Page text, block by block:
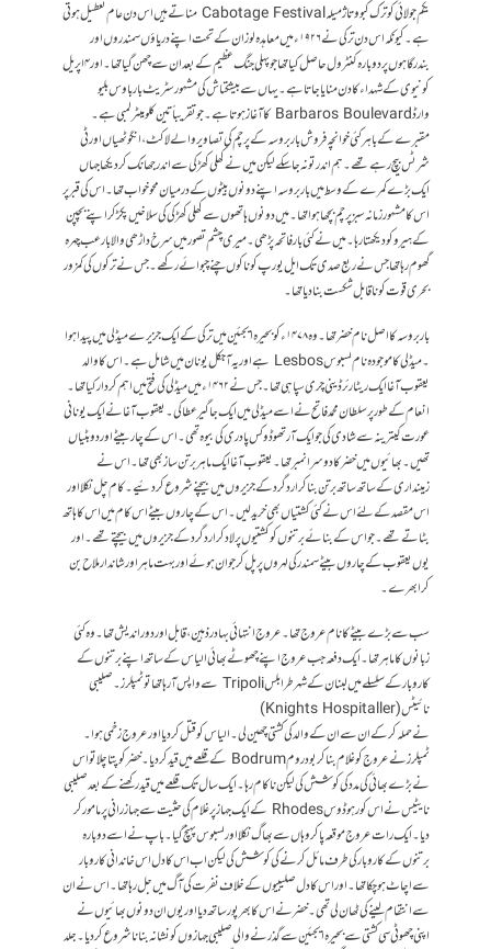
یکم جولائی کو ترک کبو و تاژ میلہ Cabotage Festival مناتے ہیں اس دن عام تعطیل ہوتی
ہے ۔ کیونکہ اس دن ترکی نے ۱۹۲۶ء میں معاہدہ لوزان کے تحت اپنے دریاؤں سمندروں اور
بندرگاہوں پر دوبارہ کنٹرول حاصل کیا تھا جو پہلی جنگ عظیم کے بعد ان سے چھن گیا تھا۔ اور ۴ اپریل
کو نیوی کے شہداء کا دن منایا جاتاہے۔ یہاں سے بیشکتاش کی مشہور سٹریٹ بارباوس بلیو
وارڈ Barbaros Boulevard کا آغاز ہوتا ہے ۔جو تقریباً تین کلومیٹر لمبی ہے ۔
مقبرے کے باہر کئی خوانچہ فروش باربروسہ کے پرچم کی تصاویر والے لاکٹ ،انگوٹھیاں اور ٹی
شرٹس بیچ رہے تھے ۔ ہم اندر تو نہ جاسکے لیکن میں نے کھلی کھڑکی سے اندر جھانک کر دیکھا جہاں
ایک بڑے کمرے کے وسط میں باربروسہ اپنے دونوں بیٹوں کے درمیان محو خواب تھا۔ اس کی قبر پر
اس کا مشہور زمانہ سبز پرچم بچھا ہوا تھا۔ میں دونوں ہاتھوں سے کھلی کھڑکی کی سلاخیں پکڑکر اپنے بچپن
کے ہیرو کو دیکھتا رہا ۔ میں نے کئی بار فاتحہ پڑھی ۔ میری چشم تصور میں سرخ داڑھی والا بارعب چہرہ
گھوم رہاتھا جس نے ربع صدی تک ایل یورپ کو ناکوں چنے چبوائے رکھے۔ جس نے ترکوں کی کمزور
بحری قوت کو ناقابل شکست بنا دیا تھا۔
باربروسہ کا اصل نام خضر تھا۔ وہ ۱۴۷۸ء کو بحیرہ ایجئین میں ترکی کے ایک جزیرے میڈلی میں پیدا ہوا
۔ میڈلی کا موجودہ نام لسبوس Lesbos ہے اور یہ آجکل یونان میں شامل ہے ۔ اس کا والد
یعقوب آغا ایک ریٹارئرڈ ینی چری سپاہی تھا۔ جس نے ۱۴۶۲ء میں میڈلی کی فتح میں اہم کردار کیا تھا۔
انعام کے طور پر سلطان محمد فاتح نے اسے میڈلی میں ایک جاگیر عطا کی ۔یعقوب آغا نے ایک یونانی
عورت کیترینہ سے شادی کی جو ایک آرتھوڈوکس پادری کی بیوہ تھی ۔ اس کے چار بیٹے اور دو بٹیاں
تھیں۔ بھائیوں میں خضر کا دوسرا نمبر تھا۔ یعقوب آغا ایک ماہر برتن ساز بھی تھا ۔ اس نے
زمینداری کے ساتھ ساتھ برتن بنا کر اردگرد کے جزیروں میں بیچنے شروع کردئیے ۔ کام چل نکلا اور
اس مقصد کے لئےاس نے کئی کشتیاں بھی خرید لیں ۔ اس کے چاروں بیٹے اس کام میں اس کا ہاتھ
بٹاتے تھے ۔ جو اس کے بنائے برتنوں کو کشتیوں پر لاد کر اردگرد کے جزیروں میں بیچتے تھے ۔ اور
یوں یعقوب کے چاروں بیٹے سمندر کی لہروں پر پل کر جوان ہوئے اور بہت ماہر اور شاندار ملاح بن
کر ابھرے ۔
سب سے بڑے بیٹے کا نام عروج تھا ۔ عروج انتہائی بہادر ذہین ، قابل اور دور اندیش تھا۔ وہ کئی
زبانوں کا ماہر تھا۔ ایک دفعہ جب عروج اپنے چھوٹے بھائی الیاس کے ساتھ اپنے برتنوں کے
کاروبار کے سلسلے میں لبنان کے شہر طرابلس Tripoli سے واپس آرہا تھا تو ٹمپلرز ۔ صلیبی
نائیٹس (Knights Hospitaller)
نے حملہ کرکے ان سے ان کے والد کی کشتی چھین لی ۔ الیاس کو قتل کر دیا اور عروج زخمی ہوا ۔
ٹمپلرز نے عروج کو غلام بنا کر بودرومBodrum کے قلعے میں قید کر دیا۔ خضر کو پتا چلا تو اس
نے بڑے بھائی کی مدد کی کوشش کی لیکن ناکام رہا۔ ایک سال تک قلعے میں قید رکھنے کے بعد صلیبی
نایٹیس نے اس کو رہوڈوس Rhodes کے ایک جہاز پر غلام کی حثیت سے جہاز رانی پر مامور کر
دیا۔ ایک رات عروج موقعہ پا کر وہاں سے بھاگ نکلا اور لسبوس پہنچ گیا۔ باپ نے اسے دوبارہ
برتنوں کے کاروبار کی طرف مائل کرنے کی کوشش کی لیکن اب اس کا دل اس خاندانی کاروبار
سے اچاٹ ہو چکا تھا۔ اور اس کا دل صلیبیوں کے خلاف نفرت کی آگ میں جل رہا تھا۔ اس نے ان
سے انتقام لینے کی ٹھان لی تھی ۔ خضر نے اس کا بھرپور ساتھ دیا اور یوں ان دونوں بھائیوں نے
اپنی چھوٹی سی کشتی سے بحیرہ ایجئین سے گذرنے والی صلیبی جہازوں کو نشانہ بنانا شروع کر دیا۔ جلد